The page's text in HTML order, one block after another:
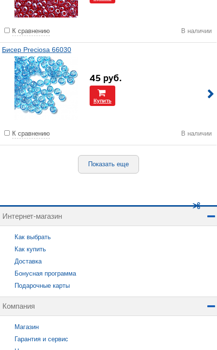
К сравнению В наличии
Бисер Preciosa 66030
45 руб.
Купить
К сравнению В наличии
Показать еще
Интернет-магазин
Как выбрать
Как купить
Доставка
Бонусная программа
Подарочные карты
Компания
Магазин
Гарантия и сервис